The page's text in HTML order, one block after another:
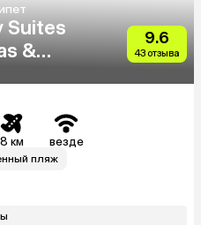
Suites
&
9.6
43 отзыва
8 км везде
пляж